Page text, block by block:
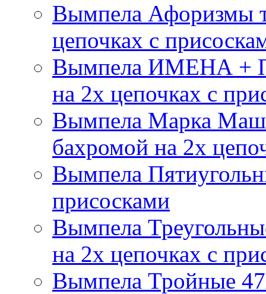
Вымпела Афоризмы
цепочках с
Вымпела ИМЕНА +
на 2х цепочках с
Вымпела Марка
бахромой на 2х
Вымпела
присосками
Вымпела
на 2х цепочках с
Вымпела Тройные